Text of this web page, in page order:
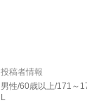
投稿者情報
男性/60歳以上/171～
L